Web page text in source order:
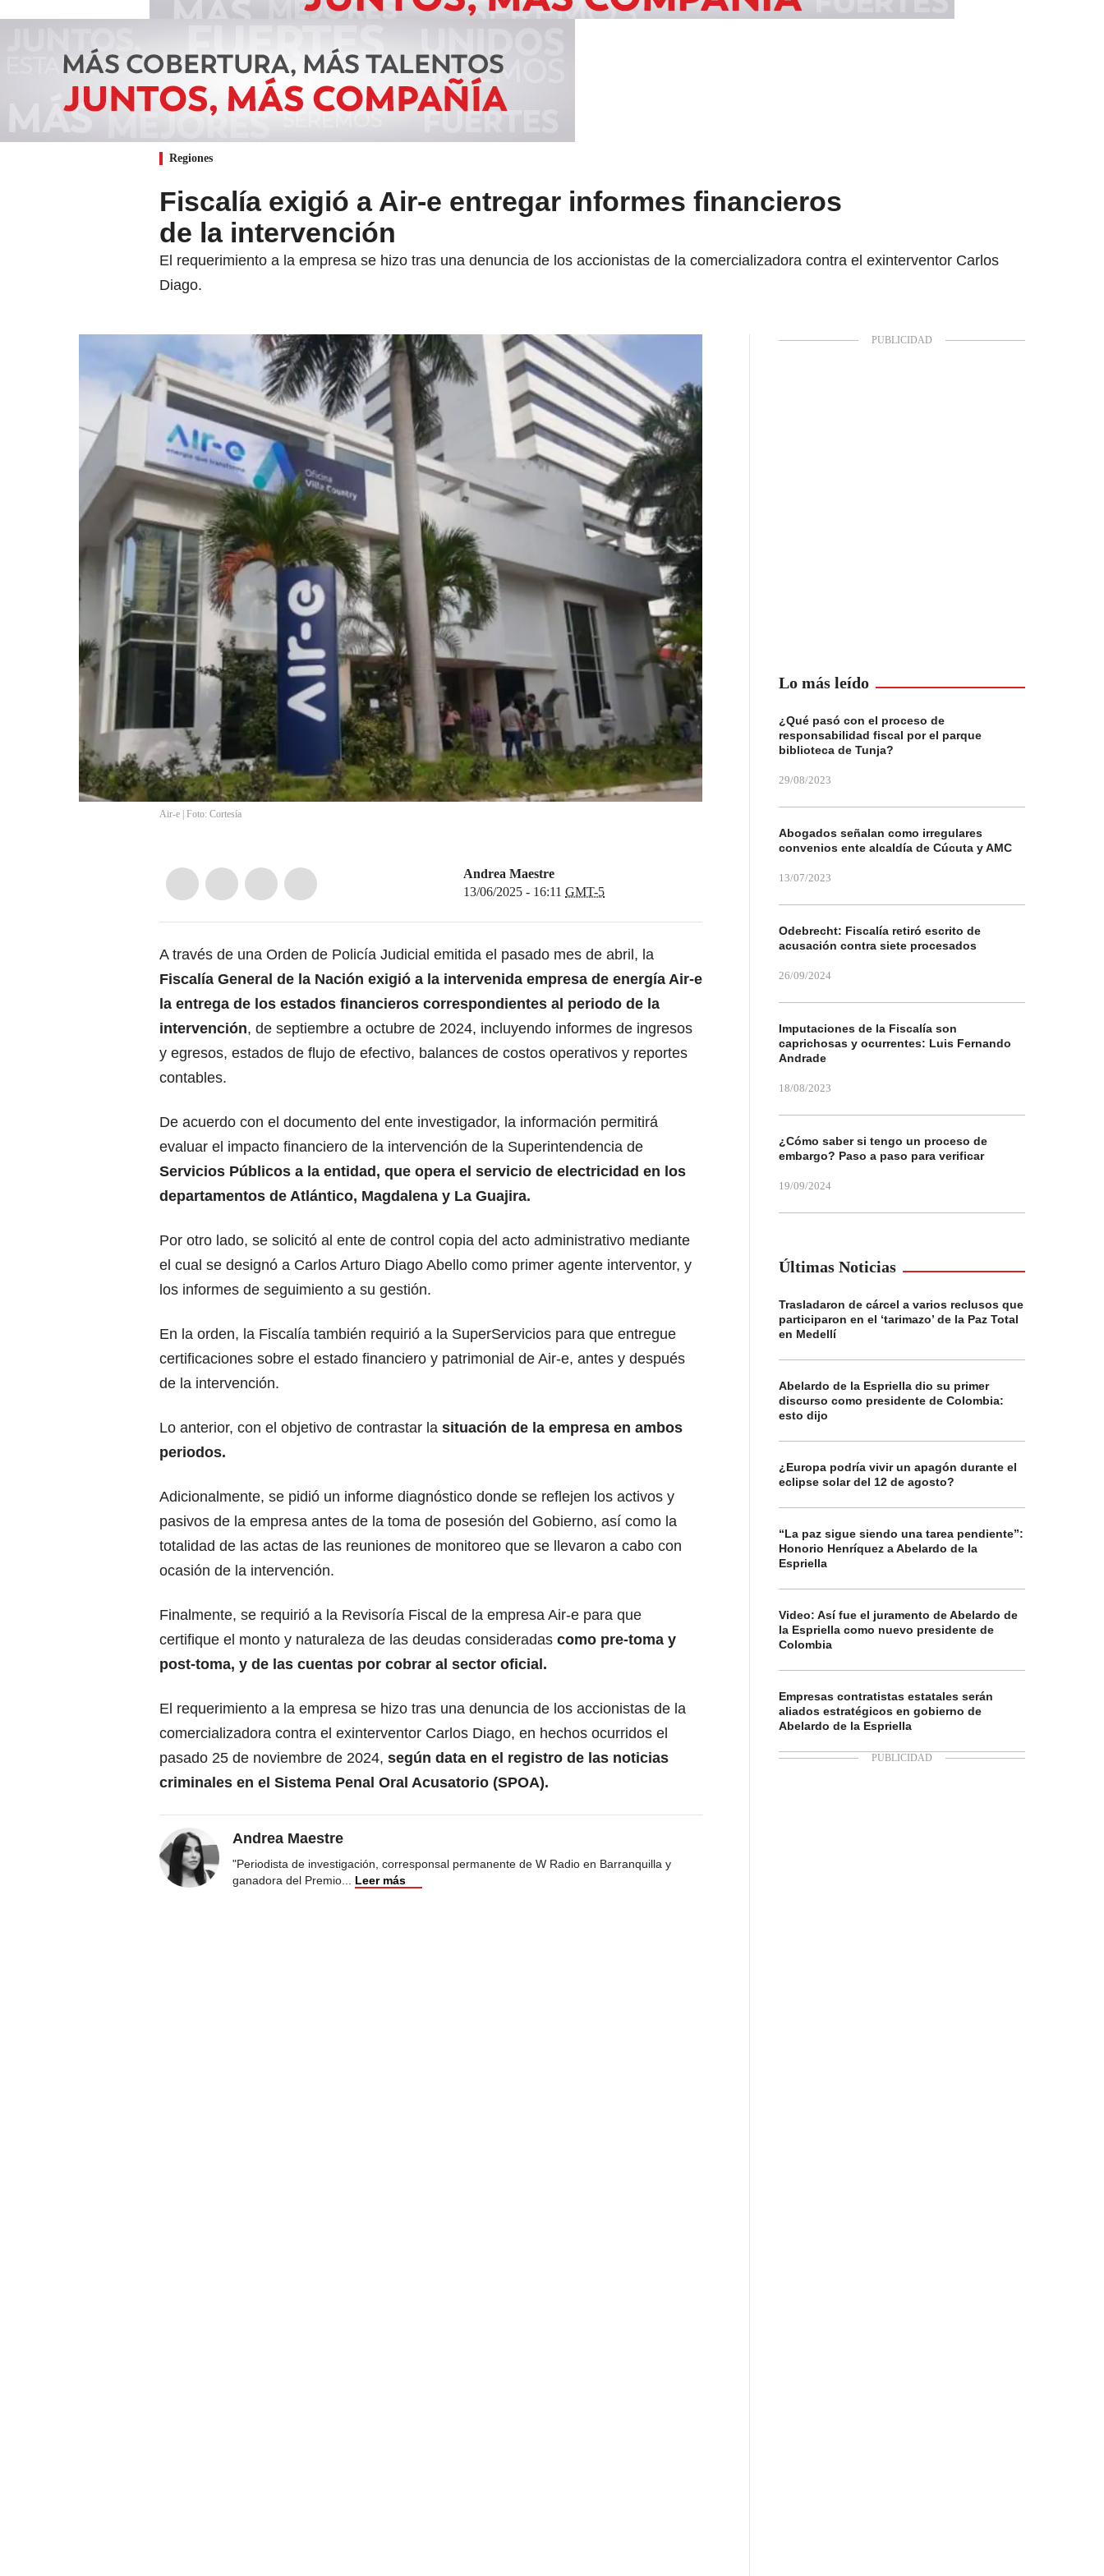
Regiones
Fiscalía exigió a Air-e entregar informes financieros
de la intervención
El requerimiento a la empresa se hizo tras una denuncia de los accionistas de la comercializadora contra el exinterventor Carlos
Diago.
Air-e | Foto: Cortesía
Andrea Maestre
13/06/2025 - 16:11 GMT-5
A través de una Orden de Policía Judicial emitida el pasado mes de abril, la
Fiscalía General de la Nación exigió a la intervenida empresa de energía Air-e
la entrega de los estados financieros correspondientes al periodo de la
intervención, de septiembre a octubre de 2024, incluyendo informes de ingresos
y egresos, estados de flujo de efectivo, balances de costos operativos y reportes
contables.
De acuerdo con el documento del ente investigador, la información permitirá
evaluar el impacto financiero de la intervención de la Superintendencia de
Servicios Públicos a la entidad, que opera el servicio de electricidad en los
departamentos de Atlántico, Magdalena y La Guajira.
Por otro lado, se solicitó al ente de control copia del acto administrativo mediante
el cual se designó a Carlos Arturo Diago Abello como primer agente interventor, y
los informes de seguimiento a su gestión.
En la orden, la Fiscalía también requirió a la SuperServicios para que entregue
certificaciones sobre el estado financiero y patrimonial de Air-e, antes y después
de la intervención.
Lo anterior, con el objetivo de contrastar la situación de la empresa en ambos
periodos.
Adicionalmente, se pidió un informe diagnóstico donde se reflejen los activos y
pasivos de la empresa antes de la toma de posesión del Gobierno, así como la
totalidad de las actas de las reuniones de monitoreo que se llevaron a cabo con
ocasión de la intervención.
Finalmente, se requirió a la Revisoría Fiscal de la empresa Air-e para que
certifique el monto y naturaleza de las deudas consideradas como pre-toma y
post-toma, y de las cuentas por cobrar al sector oficial.
El requerimiento a la empresa se hizo tras una denuncia de los accionistas de la
comercializadora contra el exinterventor Carlos Diago, en hechos ocurridos el
pasado 25 de noviembre de 2024, según data en el registro de las noticias
criminales en el Sistema Penal Oral Acusatorio (SPOA).
Andrea Maestre
"Periodista de investigación, corresponsal permanente de W Radio en Barranquilla y
ganadora del Premio... Leer más
Lo más leído
¿Qué pasó con el proceso de
responsabilidad fiscal por el parque
biblioteca de Tunja?
29/08/2023
Abogados señalan como irregulares
convenios ente alcaldía de Cúcuta y AMC
13/07/2023
Odebrecht: Fiscalía retiró escrito de
acusación contra siete procesados
26/09/2024
Imputaciones de la Fiscalía son
caprichosas y ocurrentes: Luis Fernando
Andrade
18/08/2023
¿Cómo saber si tengo un proceso de
embargo? Paso a paso para verificar
19/09/2024
Últimas Noticias
Trasladaron de cárcel a varios reclusos que
participaron en el ‘tarimazo’ de la Paz Total
en Medellí
Abelardo de la Espriella dio su primer
discurso como presidente de Colombia:
esto dijo
¿Europa podría vivir un apagón durante el
eclipse solar del 12 de agosto?
“La paz sigue siendo una tarea pendiente”:
Honorio Henríquez a Abelardo de la
Espriella
Video: Así fue el juramento de Abelardo de
la Espriella como nuevo presidente de
Colombia
Empresas contratistas estatales serán
aliados estratégicos en gobierno de
Abelardo de la Espriella